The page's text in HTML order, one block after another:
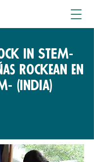
in STEM-
Rockean en
(India)